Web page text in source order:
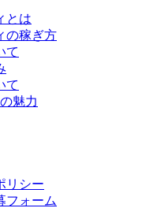
とは
の稼ぎ方
て
て
魅力
リシー
フォーム